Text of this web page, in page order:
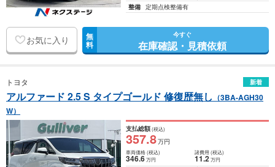
整備 定期点検整備有
お気に入り 無
料
今すぐ
在庫確認・見積依頼
トヨタ 新着
アルファード 2.5 S タイプゴールド 修復歴無し （3BA-AGH30
W）
支払総額(税込)
357.8万円
車両価格(税込)
346.6万円
諸費用 (税込)
11.2 万円